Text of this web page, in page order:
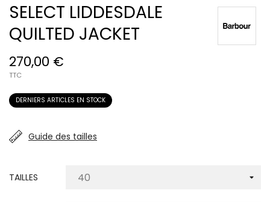
SELECT LIDDESDALE
QUILTED JACKET
270,00 €
TTC
DERNIERS ARTICLES EN STOCK
Guide des tailles
TAILLES